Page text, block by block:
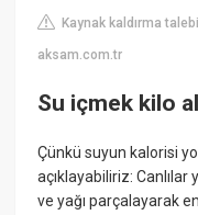
Kaynak kaldırma talebi
aksam.com.tr
Su içmek kilo
Çünkü suyun kalorisi
açıklayabiliriz:
ve yağı parçalayarak